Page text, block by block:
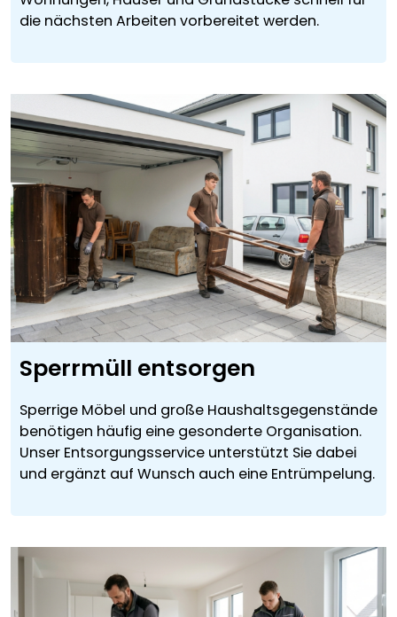
die nächsten Arbeiten vorbereitet werden.
Sperrmüll entsorgen
Sperrige Möbel und große Haushaltsgegenstände
benötigen häufig eine gesonderte Organisation.
Unser Entsorgungsservice unterstützt Sie dabei
und ergänzt auf Wunsch auch eine Entrümpelung.